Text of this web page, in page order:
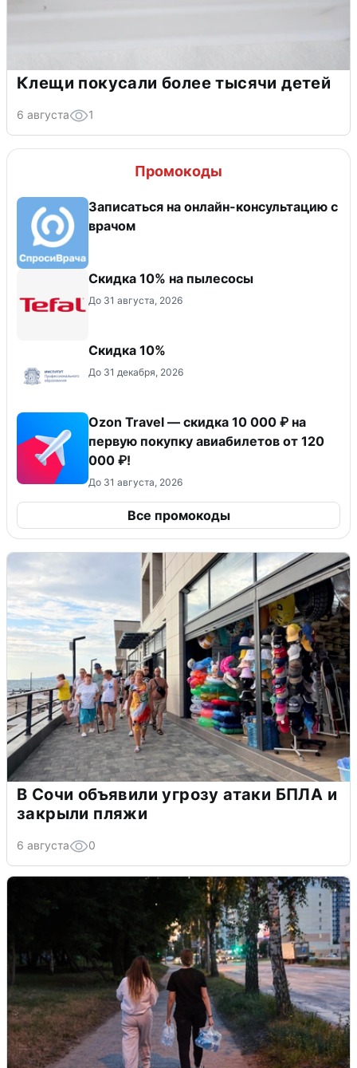
Клещи покусали более тысячи детей
6 августа 1
Промокоды
Записаться на онлайн-консультацию с
врачом
Скидка 10% на пылесосы
До 31 августа, 2026
Скидка 10%
До 31 декабря, 2026
Ozon Travel — скидка 10 000 ₽ на
первую покупку авиабилетов от 120
000 ₽!
До 31 августа, 2026
Все промокоды
В Сочи объявили угрозу атаки БПЛА и
закрыли пляжи
6 августа 0